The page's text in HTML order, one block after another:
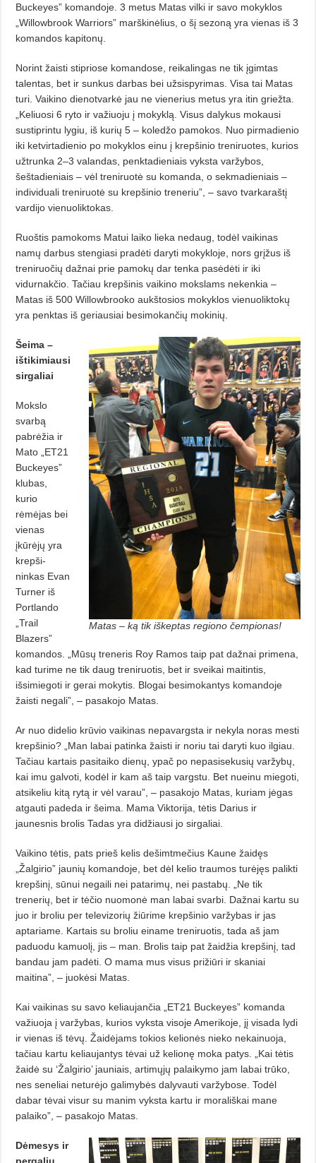
Buckeyes” komandoje. 3 metus Matas vilki ir savo mokyklos
„Willowbrook Warriors” marškinė­lius, o šį sezoną yra vienas iš 3
ko­mandos kapitonų.
Norint žaisti stipriose komandose, reikalingas ne tik įgimtas
talentas, bet ir sunkus darbas bei užsispy­rimas. Visa tai Matas
turi. Vaikino dienotvarkė jau ne vienerius metus yra itin griežta.
„Keliuosi 6 ryto ir važiuoju į mokyklą. Visus dalykus mokausi
sustiprintu lygiu, iš kurių 5 – koledžo pamokos. Nuo pirmadienio
iki ketvirtadienio po mokyklos einu į krepšinio treniruotes, kurios
užtrunka 2–3 valandas, penktadieniais vyksta varžybos,
šeštadieniais – vėl treni­ruotė su komanda, o sekmadieniais –
individuali treniruotė su krepšinio treneriu”, – savo tvarkaraštį
vardijo vienuoliktokas.
Ruoštis pamokoms Matui laiko lieka nedaug, todėl vaikinas
namų dar­bus stengiasi pradėti daryti mokykloje, nors grįžus iš
treniruočių dažnai prie pamokų dar tenka pasė­dėti ir iki
vidurnakčio. Tačiau krep­ši­nis vaikino mokslams nekenkia –
Matas iš 500 Willowbrooko aukštosios mokyklos vienuoliktokų
yra penktas iš geriausiai besimokančių mokinių.
Matas – ką tik iškeptas regiono čempionas!
Šeima –
ištikimiausi
sirgaliai
Mokslo
svarbą
pabrėžia ir
Mato „ET21
Buckeyes”
klubas,
kurio
rėmėjas bei
vienas
įkūrėjų yra
krepši­
ninkas Evan
Turner iš
Portlando
„Trail
Blazers”
komandos. „Mūsų tre­neris Roy Ramos taip pat dažnai primena,
kad turime ne tik daug treniruotis, bet ir sveikai maitintis,
išsimiegoti ir gerai mokytis. Blogai besimokantys komandoje
žaisti negali”, – pasakojo Matas.
Ar nuo didelio krūvio vaikinas ne­pavargsta ir nekyla noras mesti
krepšinio? „Man labai patinka žaisti ir noriu tai daryti kuo ilgiau.
Tačiau kartais pasitaiko dienų, ypač po ne­pasisekusių varžybų,
kai imu galvoti, kodėl ir kam aš taip vargstu. Bet nu­einu miegoti,
atsikeliu kitą rytą ir vėl varau”, – pasakojo Matas, kuriam jė­gas
atgauti padeda ir šeima. Mama Viktorija, tėtis Darius ir
jaunesnis bro­lis Tadas yra didžiausi jo sirgaliai.
Vaikino tėtis, pats prieš kelis de­šimtmečius Kaune žaidęs
„Žalgirio” jaunių komandoje, bet dėl kelio traumos turėjęs palikti
krepšinį, sūnui ne­gaili nei patarimų, nei pastabų. „Ne tik
trenerių, bet ir tėčio nuomo­nė man labai svarbi. Dažnai kartu su
juo ir broliu per televizorių žiūrime krepšinio varžybas ir jas
aptariame. Kartais su broliu einame treniruotis, tada aš jam
paduodu kamuolį, jis – man. Brolis taip pat žaidžia krepšinį, tad
bandau jam padėti. O mama mus visus prižiūri ir skaniai
maitina”, – juokėsi Matas.
Kai vaikinas su savo keliaujančia „ET21 Buckeyes” komanda
važiuoja į varžybas, kurios vyksta visoje Ame­ri­koje, jį visada lydi
ir vienas iš tėvų. Žaidėjams tokios kelionės nieko ne­kainuoja,
tačiau kartu keliaujantys tėvai už kelionę moka patys. „Kai tėtis
žaidė su ‘Žalgirio’ jauniais, arti­mųjų palaikymo jam labai trūko,
nes seneliai neturėjo galimybės dalyvauti varžybose. Todėl
dabar tėvai visur su manim vyksta kartu ir morališkai mane
palaiko”, – pasakojo Matas.
Dėmesys ir
pergalių